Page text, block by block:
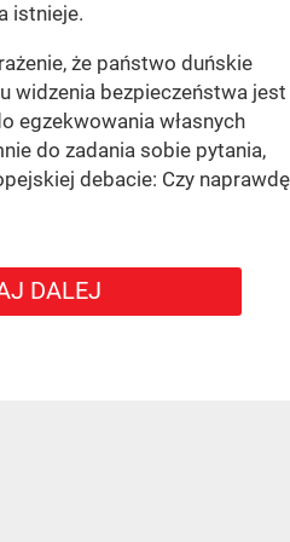
istnieje.
że państwo duńskie
widzenia bezpieczeństwa jest
egzekwowania własnych
do zadania sobie pytania,
debacie: Czy naprawdę
DALEJ